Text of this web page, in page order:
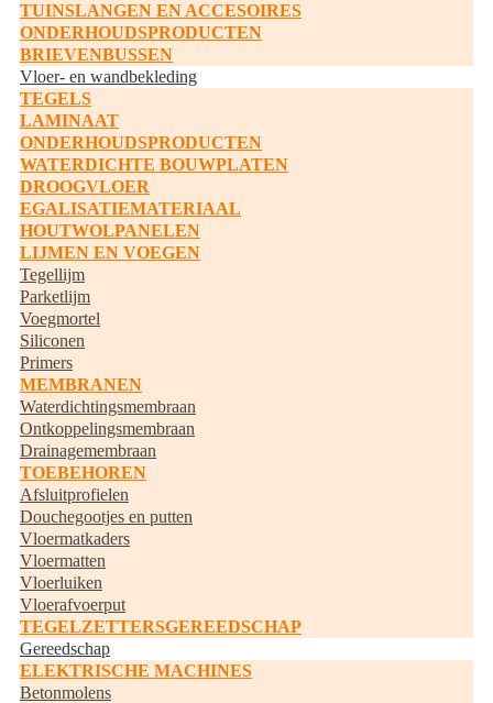
TUINSLANGEN EN ACCESOIRES
ONDERHOUDSPRODUCTEN
BRIEVENBUSSEN
Vloer- en wandbekleding
TEGELS
LAMINAAT
ONDERHOUDSPRODUCTEN
WATERDICHTE BOUWPLATEN
DROOGVLOER
EGALISATIEMATERIAAL
HOUTWOLPANELEN
LIJMEN EN VOEGEN
Tegellijm
Parketlijm
Voegmortel
Siliconen
Primers
MEMBRANEN
Waterdichtingsmembraan
Ontkoppelingsmembraan
Drainagemembraan
TOEBEHOREN
Afsluitprofielen
Douchegootjes en putten
Vloermatkaders
Vloermatten
Vloerluiken
Vloerafvoerput
TEGELZETTERSGEREEDSCHAP
Gereedschap
ELEKTRISCHE MACHINES
Betonmolens